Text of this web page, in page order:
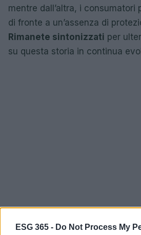
ESG 365 - Do Not Process My
mentre dall’altra, i consumatori
di fronte a un’assenza di
Rimanete sintonizzati per
su questa storia in continua